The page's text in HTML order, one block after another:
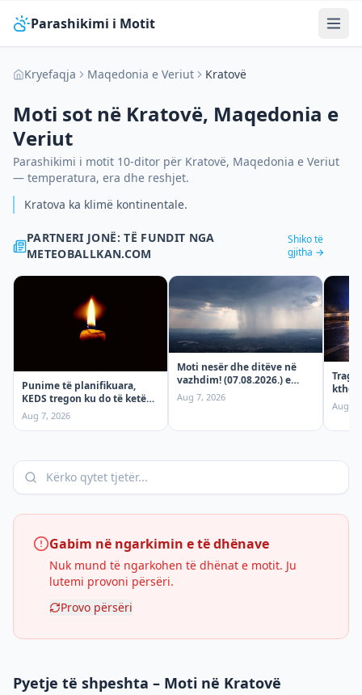
Parashikimi i Motit
Kryefaqja Maqedonia e Veriut Kratovë
Moti sot në Kratovë, Maqedonia e
Veriut
Parashikimi i motit 10-ditor për Kratovë, Maqedonia e Veriut
— temperatura, era dhe reshjet.
Kratova ka klimë kontinentale.
PARTNERI JONË: TË FUNDIT NGA
METEOBALLKAN.COM
Shiko të
gjitha →
Punime të planifikuara,
KEDS tregon ku do të ketë
ndërprerje të rrymës
premten!
Aug 7, 2026
Moti nesër dhe ditëve në
vazhdim! (07.08.2026.) e
Premte
Aug 7, 2026
Aug 6,
Gabim në ngarkimin e të dhënave
Nuk mund të ngarkohen të dhënat e motit. Ju
lutemi provoni përsëri.
Provo përsëri
Pyetje të shpeshta – Moti në Kratovë